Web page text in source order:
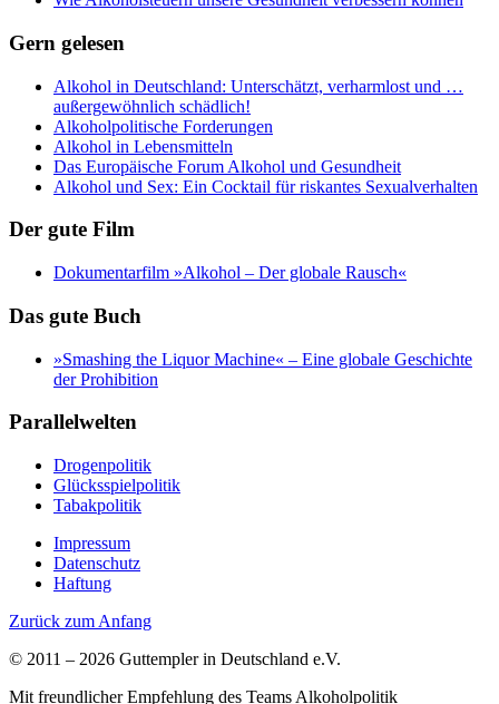
Gern gelesen
Alkohol in Deutschland: Unterschätzt, verharmlost und …
außergewöhnlich schädlich!
Alkoholpolitische Forderungen
Alkohol in Lebensmitteln
Das Europäische Forum Alkohol und Gesundheit
Alkohol und Sex: Ein Cocktail für riskantes Sexualverhalten
Der gute Film
Dokumentarfilm »Alkohol – Der globale Rausch«
Das gute Buch
»Smashing the Liquor Machine« ‒ Eine globale Geschichte
der Prohibition
Parallelwelten
Drogenpolitik
Glücksspielpolitik
Tabakpolitik
Impressum
Datenschutz
Haftung
Zurück zum Anfang
© 2011 – 2026 Guttempler in Deutschland e.V.
Mit freundlicher Empfehlung des Teams Alkoholpolitik